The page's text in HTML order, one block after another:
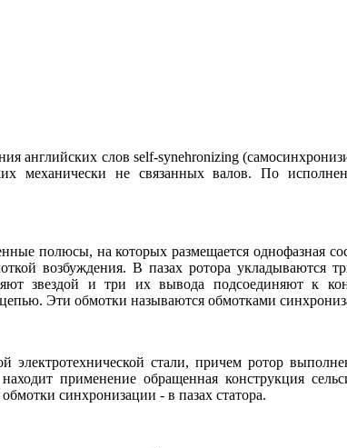
английских слов self-synehronizing
механически не связанных валов. По
полюсы, на которых размещается однофазная
возбуждения. В пазах ротора укладываются
звездой и три их вывода подсоединяют к
Эти обмотки называются обмотками
электротехнической стали, причем ротор
применение обращенная конструкция
синхронизации - в пазах статора.